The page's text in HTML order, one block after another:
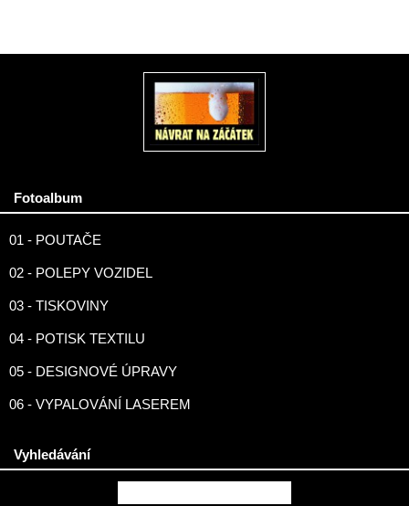
Fotoalbum
01 - POUTAČE
02 - POLEPY VOZIDEL
03 - TISKOVINY
04 - POTISK TEXTILU
05 - DESIGNOVÉ ÚPRAVY
06 - VYPALOVÁNÍ LASEREM
Vyhledávání